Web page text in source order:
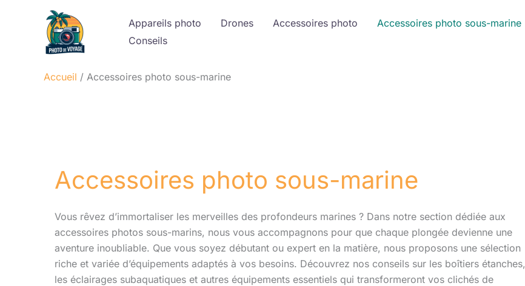
Appareils photo Drones Accessoires photo Accessoires photo sous-marine
Conseils
Accueil Accessoires photo sous-marine
Accessoires photo sous-marine
Vous rêvez d’immortaliser les merveilles des profondeurs marines ? Dans notre section dédiée aux
accessoires photos sous-marins, nous vous accompagnons pour que chaque plongée devienne une
aventure inoubliable. Que vous soyez débutant ou expert en la matière, nous proposons une sélection
riche et variée d’équipements adaptés à vos besoins. Découvrez nos conseils sur les boîtiers étanches,
les éclairages subaquatiques et autres équipements essentiels qui transformeront vos clichés de